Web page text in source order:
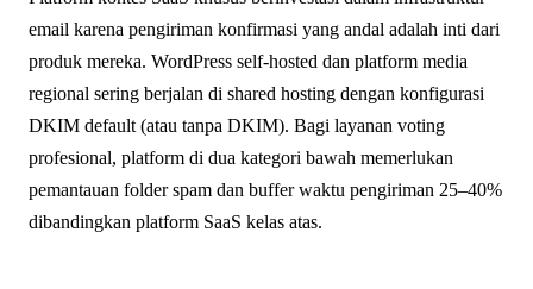
email karena pengiriman konfirmasi yang andal adalah inti dari
produk mereka. WordPress self-hosted dan platform media
regional sering berjalan di shared hosting dengan konfigurasi
DKIM default (atau tanpa DKIM). Bagi layanan voting
profesional, platform di dua kategori bawah memerlukan
pemantauan folder spam dan buffer waktu pengiriman 25–40%
dibandingkan platform SaaS kelas atas.